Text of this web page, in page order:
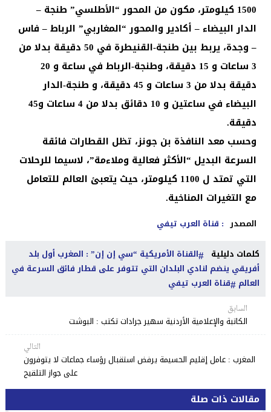
1500 كيلومتر، مكون من المحور “الأطلسي” طنجة –
الدار البيضاء – أكادير والمحور “المغاربي” الرباط – فاس
– وجدة، يربط بين طنجة-القنيطرة في 50 دقيقة بدلا من
3 ساعات و 15 دقيقة، وطنجة-الرباط في ساعة و 20
دقيقة بدلا من 3 ساعات و 45 دقيقة، و طنجة-الدار
البيضاء في ساعتين و 10 دقائق بدلا من 4 ساعات و45
دقيقة.
وحسب معد النافذة بن جونز، تظل القطارات فائقة
السرعة البديل “الأكثر فعالية وملاءمة”، لاسيما للرحلات
التي تمتد ل 1100 كيلومتر، حيث يتعبئ العالم للتعامل
مع التغيرات المناخية.
المصدر : قناة العرب تيفي
كلمات دليلية
القناة الأمريكية “سي إن إن” : المغرب أول بلد
أفريقي ينضم لنادي البلدان التي تتوفر على قطار فائق السرعة في
العالم قناة العرب تيفي
السابق
الكاتبة والإعلامية الأردنية سهير جرادات تكتب : البوشت
التالي
المغرب : عامل إقليم الحسيمة يرفض استقبال رؤساء جماعات لا يتوفرون
على جواز التلقيح
مقالات ذات صلة